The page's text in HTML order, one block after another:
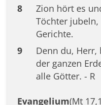
8
Zion hört es
Töchter
Gerichte.
9
Denn du,
der ganzen
alle Götter. - R
Evangelium(Mt